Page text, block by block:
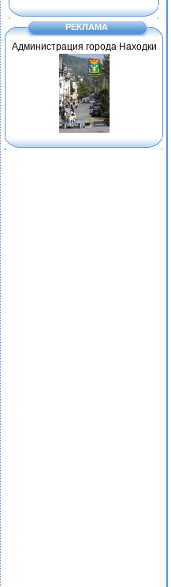
РЕКЛАМА
Администрация города Находки